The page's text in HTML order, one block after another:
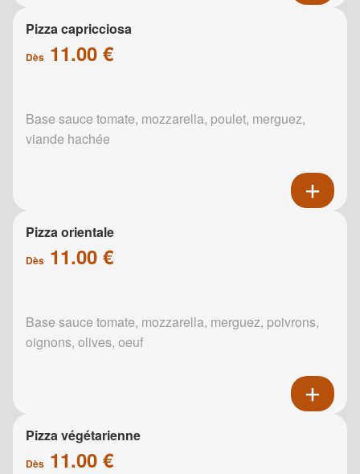
Pizza capricciosa
Dès 11.00 €
Base sauce tomate, mozzarella, poulet, merguez,
viande hachée
Pizza orientale
Dès 11.00 €
Base sauce tomate, mozzarella, merguez, poivrons,
oignons, olives, oeuf
Pizza végétarienne
Dès 11.00 €